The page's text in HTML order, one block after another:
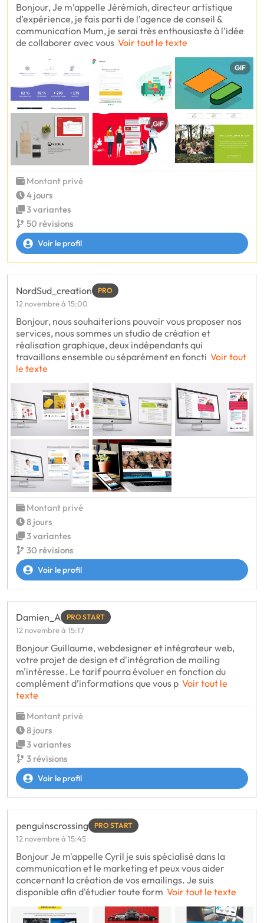
Bonjour, Je m’appelle Jérémiah, directeur artistique
d’expérience, je fais parti de l’agence de conseil &
communication Mum, je serai très enthousiaste à l’idée
de collaborer avec vous Voir tout le texte
GIF
GIF
Montant privé
4 jours
3 variantes
50 révisions
Voir le profil
NordSud_creation PRO
12 novembre à 15:00
Bonjour, nous souhaiterions pouvoir vous proposer nos
services, nous sommes un studio de création et
réalisation graphique, deux indépendants qui
travaillons ensemble ou séparément en foncti Voir tout
le texte
Montant privé
8 jours
3 variantes
30 révisions
Voir le profil
Damien_A PRO START
12 novembre à 15:17
Bonjour Guillaume, webdesigner et intégrateur web,
votre projet de design et d'intégration de mailing
m'intéresse. Le tarif pourra évoluer en fonction du
complément d’informations que vous p Voir tout le
texte
Montant privé
8 jours
3 variantes
3 révisions
Voir le profil
penguinscrossing PRO START
12 novembre à 15:45
Bonjour Je m'appelle Cyril je suis spécialisé dans la
communication et le marketing et peux vous aider
concernant la création de vos emailings. Je suis
disponible afin d'étudier toute form Voir tout le texte